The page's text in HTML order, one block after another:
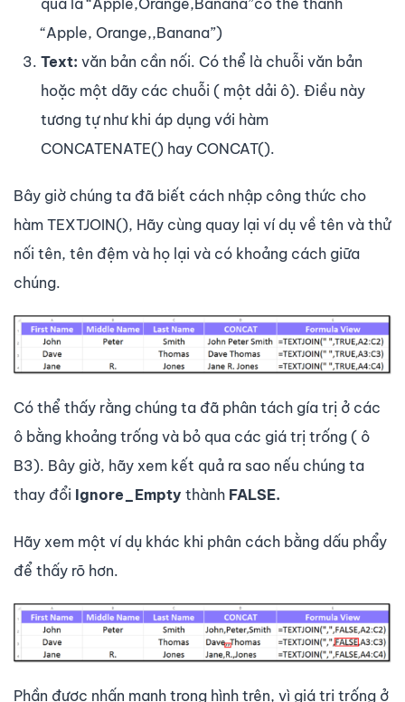
“Apple, Orange,,Banana”)
Text: văn bản cần nối. Có thể là chuỗi văn bản
hoặc một dãy các chuỗi ( một dải ô). Điều này
tương tự như khi áp dụng với hàm
CONCATENATE() hay CONCAT().
Bây giờ chúng ta đã biết cách nhập công thức cho
hàm TEXTJOIN(), Hãy cùng quay lại ví dụ về tên và thử
nối tên, tên đệm và họ lại và có khoảng cách giữa
chúng.
Có thể thấy rằng chúng ta đã phân tách gía trị ở các
ô bằng khoảng trống và bỏ qua các giá trị trống ( ô
B3). Bây giờ, hãy xem kết quả ra sao nếu chúng ta
thay đổi Ignore_Empty thành FALSE.
Hãy xem một ví dụ khác khi phân cách bằng dấu phẩy
để thấy rõ hơn.
Phần được nhấn mạnh trong hình trên, vì giá trị trống ở